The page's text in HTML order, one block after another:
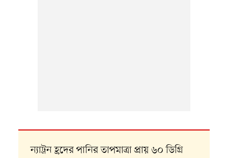
ন্যাট্রন হ্রদের পানির তাপমাত্রা প্রায় ৬০ ডিগ্রি